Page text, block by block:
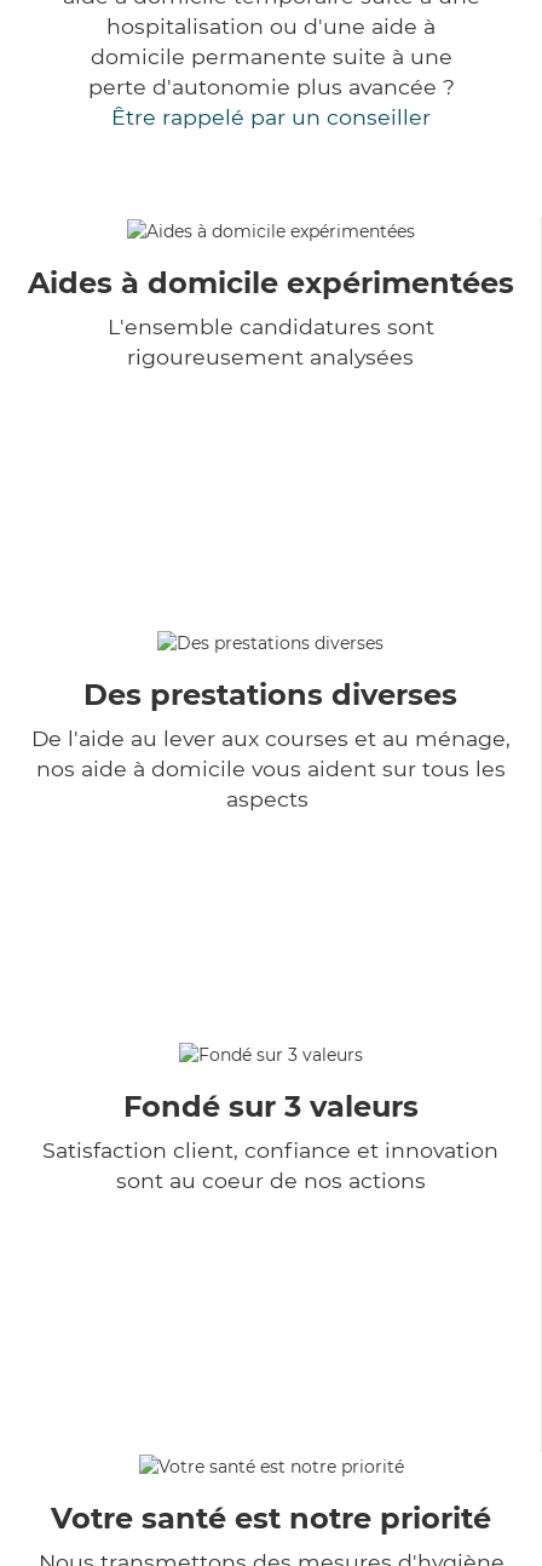
hospitalisation ou d'une aide à
domicile permanente suite à une
perte d'autonomie plus avancée ?
Être rappelé par un conseiller
Aides à domicile expérimentées
L'ensemble candidatures sont
rigoureusement analysées
Des prestations diverses
De l'aide au lever aux courses et au ménage,
nos aide à domicile vous aident sur tous les
aspects
Fondé sur 3 valeurs
Satisfaction client, confiance et innovation
sont au coeur de nos actions
Votre santé est notre priorité